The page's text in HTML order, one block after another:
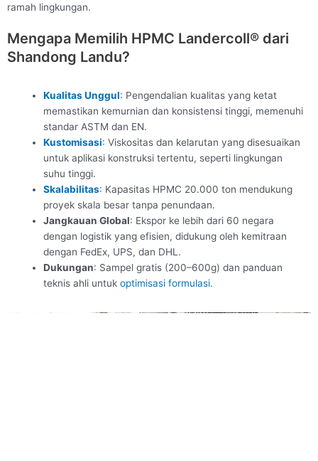
ramah lingkungan.
Mengapa Memilih HPMC Landercoll® dari
Shandong Landu?
Kualitas Unggul: Pengendalian kualitas yang ketat
memastikan kemurnian dan konsistensi tinggi, memenuhi
standar ASTM dan EN.
Kustomisasi: Viskositas dan kelarutan yang disesuaikan
untuk aplikasi konstruksi tertentu, seperti lingkungan
suhu tinggi.
Skalabilitas: Kapasitas HPMC 20.000 ton mendukung
proyek skala besar tanpa penundaan.
Jangkauan Global: Ekspor ke lebih dari 60 negara
dengan logistik yang efisien, didukung oleh kemitraan
dengan FedEx, UPS, dan DHL.
Dukungan: Sampel gratis (200–600g) dan panduan
teknis ahli untukoptimisasi formulasi.